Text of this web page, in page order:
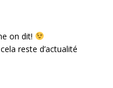
on dit!
reste d’actualité